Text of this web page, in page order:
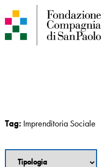
Tag: Imprenditoria Sociale